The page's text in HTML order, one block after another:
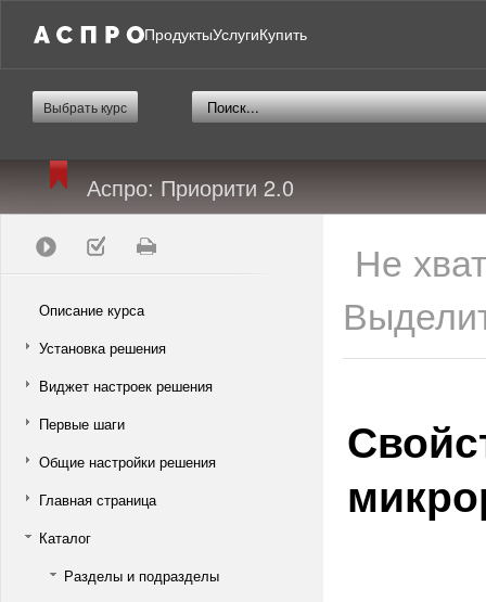
ПродуктыУслугиКупить
Выбрать курс
Аспро: Приорити 2.0
Описание курса
Установка решения
Виджет настроек решения
Первые шаги
Общие настройки решения
Главная страница
Каталог
Разделы и подразделы
Не